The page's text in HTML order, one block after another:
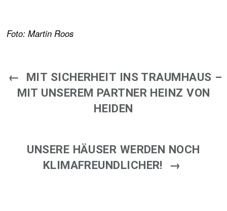
Foto: Martin Roos
←
MIT SICHERHEIT INS TRAUMHAUS –
MIT UNSEREM PARTNER HEINZ VON
HEIDEN
UNSERE HÄUSER WERDEN NOCH
KLIMAFREUNDLICHER!
→